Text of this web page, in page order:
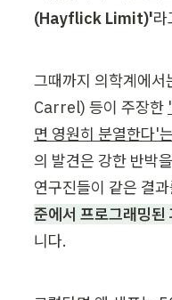
(Hayflick Limit)'라
그때까지 의학계에
Carrel) 등이 주장한
면 영원히 분열한다'
의 발견은 강한 반박
연구진들이 같은 결
준에서 프로그래밍된
니다.